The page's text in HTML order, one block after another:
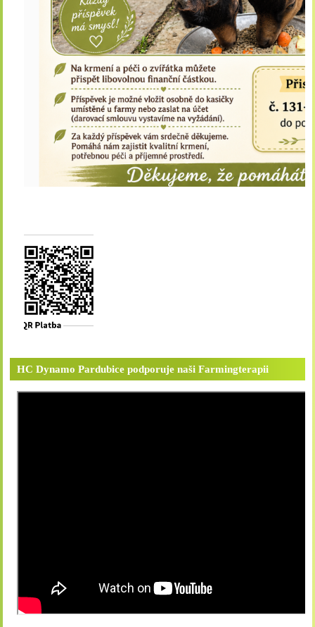
mohlo být samo nebo
opuštěné.- Připojuješ se k
týmu superhrdinů, co mění
svět zvířat k
lepšímu.- Sleduješ, jak
díky tobě roste a prospívá –
my ti pravidelně pošleme
zprávy a fotky! Kontaktní
osoba: Mgr. Simona
Žabková, MBA 465 677
861 zabkova@albertinum.cz
HC Dynamo Pardubice podporuje naši Farmingterapii